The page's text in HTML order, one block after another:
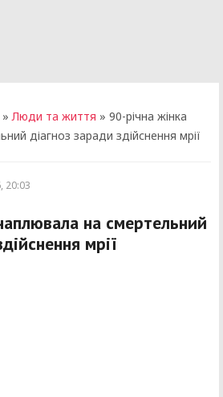
»Люди та життя » 90-річна жінка
діагноз заради здійснення мрії
20:03
на смертельний
мрії